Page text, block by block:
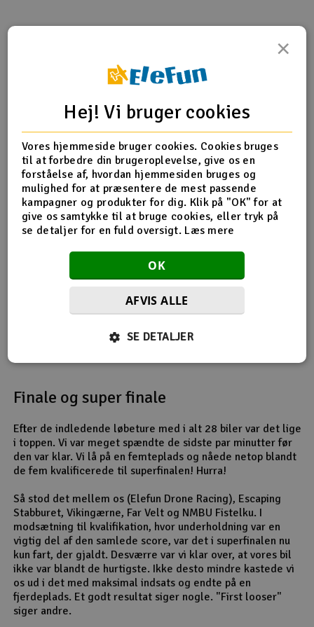
Bilen, eller drona som det jo egentlig var, bygget vi fra
bunnen. Det vi så for oss i hodet måtte skisseres ned,
virkeligheten som vi hadde tenkt, men med modifikasjoner
underveis og kreativitet løste det meste seg. Bilen ble
bygget med en stålramme med veltebøyle, utstyrt med
trillebårhjul. Videre stjal vi bremsesystem og styring fra en
skrotet gocart. Karosseriet ble tilpasset av tynne
finerplater, propellarmene ble satt sammen av avløpsrør,
mens selve propellene ble 3D-printet og avstivet med
karbonstenger.
Hvordan bygge RedBull Olabil på 60
sekunder! ???? ?????#redbullsoapbox#olabil
#olabil#elefunrc
Propellerheads
Finale og super finale
Efter de indledende løbeture med i alt 28 biler var det lige
i toppen. Vi var meget spændte de sidste par minutter før
den var klar. Vi lå på en femteplads og nåede netop blandt
de fem kvalificerede til superfinalen! Hurra!
Så stod det mellem os (Elefun Drone Racing), Escaping
Stabburet, Vikingærne, Far Velt og NMBU Fistelku. I
modsætning til kvalifikation, hvor underholdning var en
vigtig del af den samlede score, var det i superfinalen nu
kun fart, der gjaldt. Desværre var vi klar over, at vores bil
ikke var blandt de hurtigste. Ikke desto mindre kastede vi
os ud i det med maksimal indsats og endte på en
fjerdeplads. Et godt resultat siger nogle. "First looser"
siger andre.
×
Hej! Vi bruger cookies
Vores hjemmeside bruger cookies. Cookies bruges
til at forbedre din brugeroplevelse, give os en
forståelse af, hvordan hjemmesiden bruges og
mulighed for at præsentere de mest passende
kampagner og produkter for dig. Klik på "OK" for at
give os samtykke til at bruge cookies, eller tryk på
se detaljer for en fuld oversigt. Læs mere
OK
AFVIS ALLE
SE DETALJER